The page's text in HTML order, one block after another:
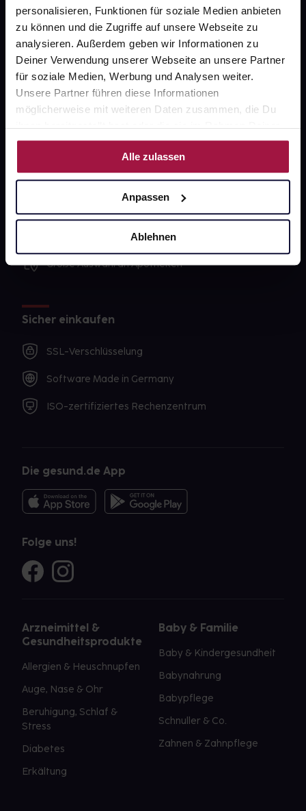
personalisieren, Funktionen für soziale Medien anbieten
zu können und die Zugriffe auf unsere Webseite zu
analysieren. Außerdem geben wir Informationen zu
Deiner Verwendung unserer Webseite an unsere Partner
für soziale Medien, Werbung und Analysen weiter.
Unsere Partner führen diese Informationen
möglicherweise mit weiteren Daten zusammen, die Du
ihnen bereitgestellt hast oder die sie im Rahmen Deiner
Nutzung der Dienste gesammelt haben.
Alle zulassen
Anpassen
Ablehnen
Sanitätshäuser
Datenschutz
AGB
Impressum
Unsere Vorteile
Lieferung für sofort verfügbare Artikel meist am
Freie Wahl der Apotheke
Große Auswahl an Apotheken
Sicher einkaufen
SSL-Verschlüsselung
Software Made in Germany
ISO-zertifiziertes Rechenzentrum
Die gesund.de App
Folge uns!
Arzneimittel &
Gesundheitsprodukte
Allergien & Heuschnupfen
Auge, Nase & Ohr
Beruhigung, Schlaf &
Stress
Diabetes
Erkältung
Baby & Familie
Baby & Kindergesundheit
Babynahrung
Babypflege
Schnuller & Co.
Zahnen & Zahnpflege